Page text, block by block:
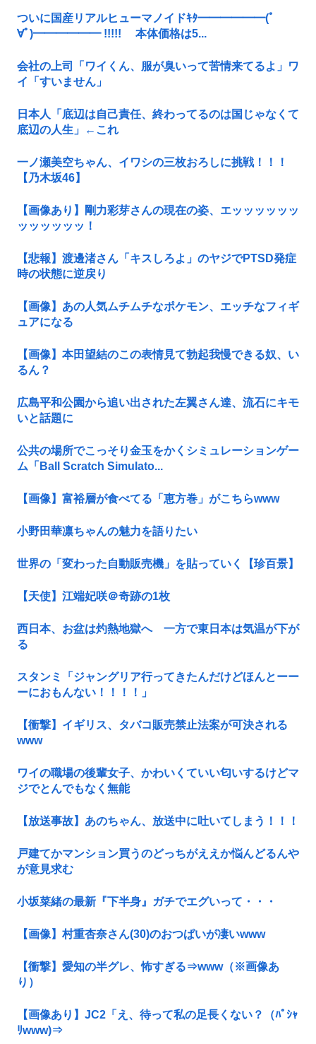
ついに国産リアルヒューマノイドｷﾀ━━━━━━(ﾟ
∀ﾟ)━━━━━━ !!!!! 本体価格は5...
会社の上司「ワイくん、服が臭いって苦情来てるよ」ワ
イ「すいません」
日本人「底辺は自己責任、終わってるのは国じゃなくて
底辺の人生」←これ
一ノ瀬美空ちゃん、イワシの三枚おろしに挑戦！！！
【乃木坂46】
【画像あり】剛力彩芽さんの現在の姿、エッッッッッッ
ッッッッッッ！
【悲報】渡邊渚さん「キスしろよ」のヤジでPTSD発症
時の状態に逆戻り
【画像】あの人気ムチムチなポケモン、エッチなフィギ
ュアになる
【画像】本田望結のこの表情見て勃起我慢できる奴、い
るん？
広島平和公園から追い出された左翼さん達、流石にキモ
いと話題に
公共の場所でこっそり金玉をかくシミュレーションゲー
ム「Ball Scratch Simulato...
【画像】富裕層が食べてる「恵方巻」がこちらwww
小野田華凛ちゃんの魅力を語りたい
世界の「変わった自動販売機」を貼っていく【珍百景】
【天使】江端妃咲＠奇跡の1枚
西日本、お盆は灼熱地獄へ 一方で東日本は気温が下が
る
スタンミ「ジャングリア行ってきたんだけどほんとーー
ーにおもんない！！！！」
【衝撃】イギリス、タバコ販売禁止法案が可決される
www
ワイの職場の後輩女子、かわいくていい匂いするけどマ
ジでとんでもなく無能
【放送事故】あのちゃん、放送中に吐いてしまう！！！
戸建てかマンション買うのどっちがええか悩んどるんや
が意見求む
小坂菜緒の最新『下半身』ガチでエグいって・・・
【画像】村重杏奈さん(30)のおつぱいが凄いwww
【衝撃】愛知の半グレ、怖すぎる⇒www（※画像あ
り）
【画像あり】JC2「え、待って私の足長くない？（ﾊﾟｼｬ
ﾘwww)⇒